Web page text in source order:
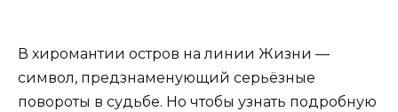
В хиромантии остров на линии Жизни —
символ, предзнаменующий серьёзные
повороты в судьбе. Но чтобы узнать подробную